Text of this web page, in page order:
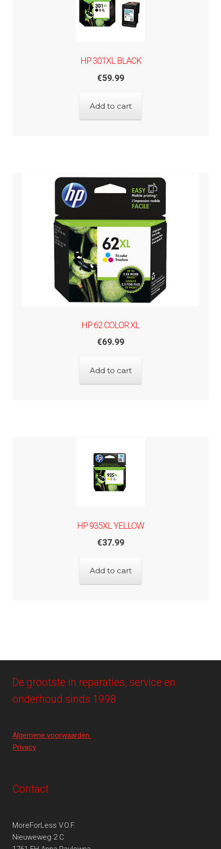
HP 301XL BLACK
€59.99
Add to cart
HP 62 COLOR XL
€69.99
Add to cart
HP 935XL YELLOW
€37.99
Add to cart
De grootste in reparaties, service en
onderhoud sinds 1998
Algemene voorwaarden
Privacy
Contact
MoreForLess V.O.F.
Nieuweweg 2 C